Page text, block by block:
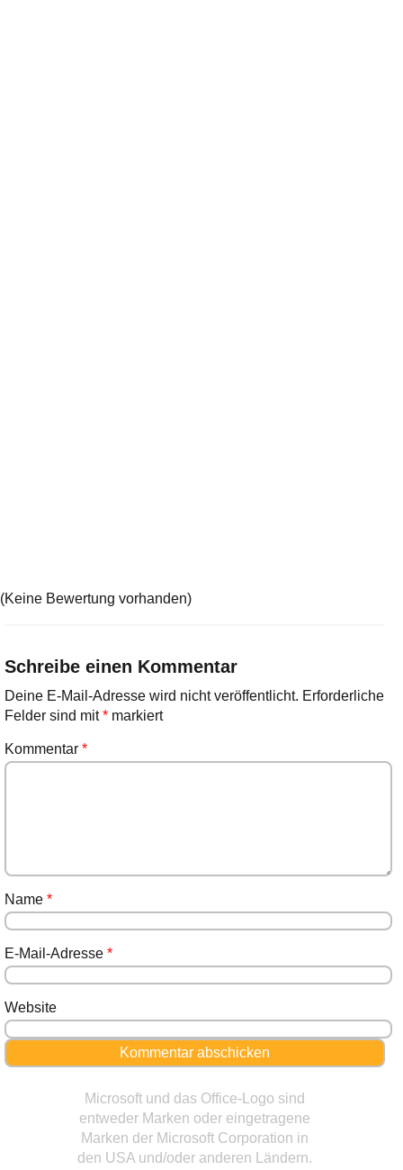
(Keine Bewertung vorhanden)
Schreibe einen Kommentar
Deine E-Mail-Adresse wird nicht veröffentlicht. Erforderliche
Felder sind mit*markiert
Kommentar *
Name *
E-Mail-Adresse *
Website
Microsoft und das Office-Logo sind
entweder Marken oder eingetragene
Marken der Microsoft Corporation in
den USA und/oder anderen Ländern.